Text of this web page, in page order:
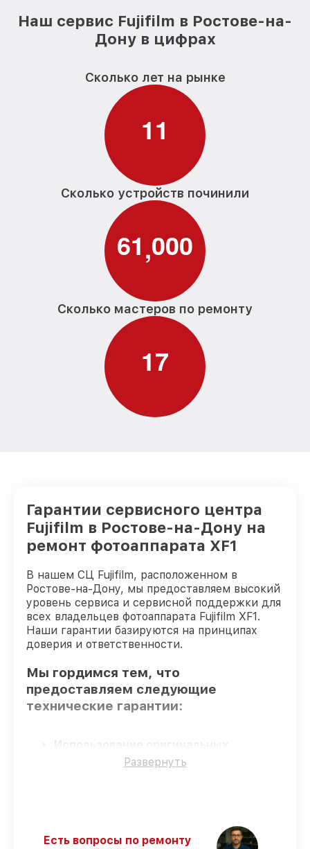
Наш сервис Fujifilm в Ростове-на-
Дону в цифрах
Сколько лет на рынке
11
Сколько устройств починили
61,000
Сколько мастеров по ремонту
17
Гарантии сервисного центра
Fujifilm в Ростове-на-Дону на
ремонт фотоаппарата XF1
В нашем СЦ Fujifilm, расположенном в
Ростове-на-Дону, мы предоставляем высокий
уровень сервиса и сервисной поддержки для
всех владельцев фотоаппарата Fujifilm XF1.
Наши гарантии базируются на принципах
доверия и ответственности.
Мы гордимся тем, что
предоставляем следующие
технические гарантии:
– только подлинные
подтверждает их уровень мастерства.
Соблюдение сроков обслуживания
Развернуть
Есть вопросы по ремонту